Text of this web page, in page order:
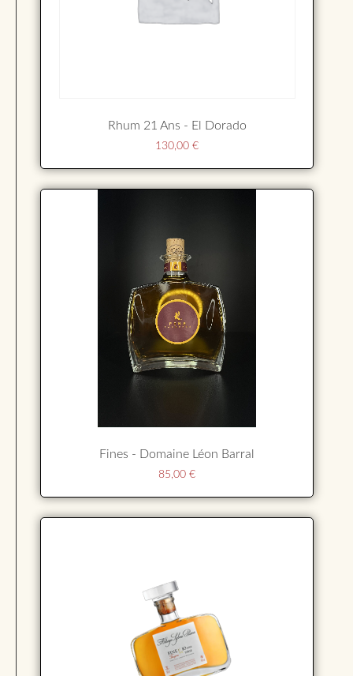
Rhum 21 Ans - El Dorado
130,00 €
Fines - Domaine Léon Barral
85,00 €